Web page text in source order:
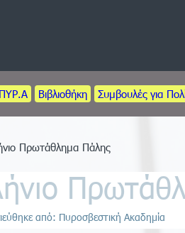
Βιβλιοθήκη Συμβουλές για
Πρωτάθλημα Πάλης
από: Πυροσβεστική Ακαδημία